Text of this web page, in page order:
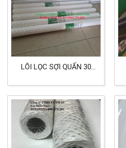
LÕI LỌC SỢI QUẤN 30